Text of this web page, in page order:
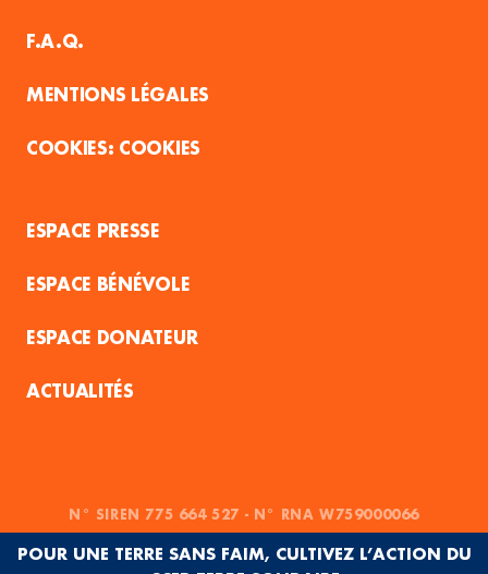
F.A.Q.
MENTIONS LÉGALES
COOKIES
ESPACE PRESSE
ESPACE BÉNÉVOLE
ESPACE DONATEUR
ACTUALITÉS
N° SIREN 775 664 527 - N° RNA W759000066
POUR UNE TERRE SANS FAIM, CULTIVEZ L’ACTION DU